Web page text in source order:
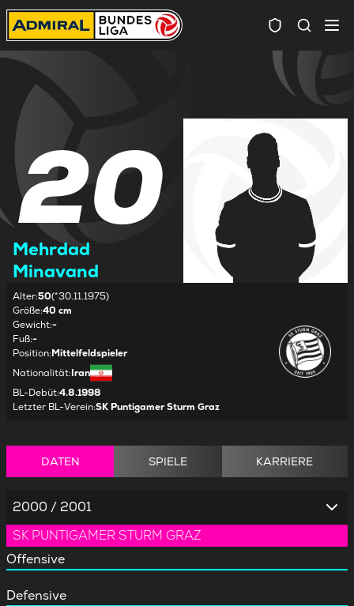
20
Mehrdad
Minavand
Alter:50(*30.11.1975)
Größe:40 cm
Gewicht:-
Fuß:-
Position:Mittelfeldspieler
Nationalität:Iran
BL-Debüt:4.8.1998
Letzter BL-Verein:SK Puntigamer Sturm Graz
DATEN SPIELE KARRIERE
2000 / 2001
SK PUNTIGAMER STURM GRAZ
Offensive
Defensive